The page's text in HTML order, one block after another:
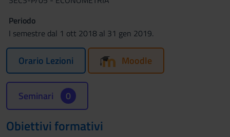
Periodo
I semestre dal 1 ott 2018 al 31 gen 2019.
Orario Lezioni Moodle
Seminari 0
Obiettivi formativi